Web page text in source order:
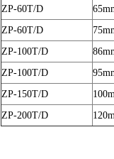
ZP-60T/D
ZP-60T/D
ZP-100T/D
ZP-100T/D
ZP-150T/D
ZP-200T/D